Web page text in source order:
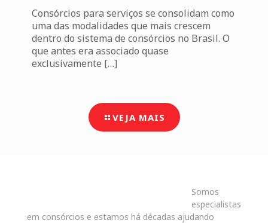
Consórcios para serviços se consolidam como
uma das modalidades que mais crescem
dentro do sistema de consórcios no Brasil. O
que antes era associado quase
exclusivamente […]
VEJA MAIS
Somos
especialistas
em consórcios e estamos há décadas ajudando